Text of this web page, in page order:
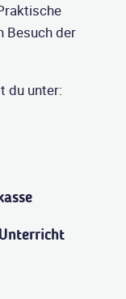
Besuch der
du unter: